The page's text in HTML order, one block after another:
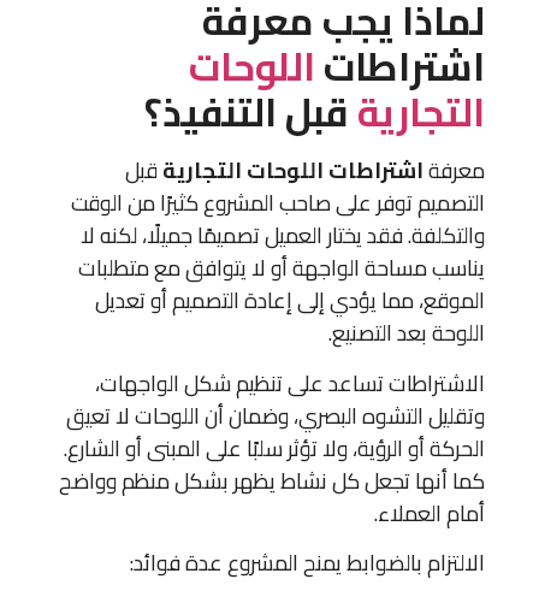
لماذا يجب معرفة
اشتراطاتاللوحات
التجاريةقبل التنفيذ؟
معرفةاشتراطات اللوحات التجاريةقبل
التصميم توفر على صاحب المشروع كثيرًا من الوقت
والتكلفة. فقد يختار العميل تصميمًا جميلًا، لكنه لا
يناسب مساحة الواجهة أو لا يتوافق مع متطلبات
الموقع، مما يؤدي إلى إعادة التصميم أو تعديل
اللوحة بعد التصنيع.
الاشتراطات تساعد على تنظيم شكل الواجهات،
وتقليل التشوه البصري، وضمان أن اللوحات لا تعيق
الحركة أو الرؤية، ولا تؤثر سلبًا على المبنى أو الشارع.
كما أنها تجعل كل نشاط يظهر بشكل منظم وواضح
أمام العملاء.
الالتزام بالضوابط يمنح المشروع عدة فوائد: